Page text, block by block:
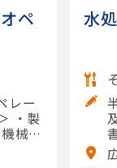
ペ
レー
械の
担当
製
水